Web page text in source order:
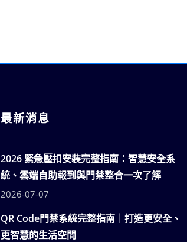
最新消息
2026 緊急壓扣安裝完整指南：智慧安全系
統、雲端自助報到與門禁整合一次了解
2026-07-07
QR Code門禁系統完整指南｜打造更安全、
更智慧的生活空間